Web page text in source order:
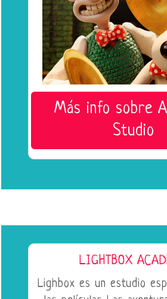
Más info sobre
Studio
LIGHTBOX
Lighbox es un estudio